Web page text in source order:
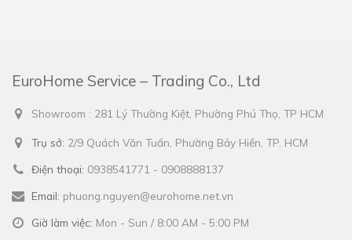
EuroHome Service – Trading Co., Ltd
Showroom : 281 Lý Thường Kiệt, Phường Phú Thọ, TP HCM
Trụ sở:
2/9 Quách Văn Tuấn, Phường Bảy Hiền, TP. HCM
Điện thoại:
phuong.nguyen@eurohome.net.vn
Giờ làm việc: